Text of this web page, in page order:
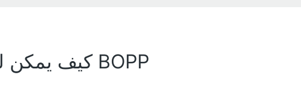
كيف يمكن للمشترين الجدد البدء مع موردي أغشية BOPP